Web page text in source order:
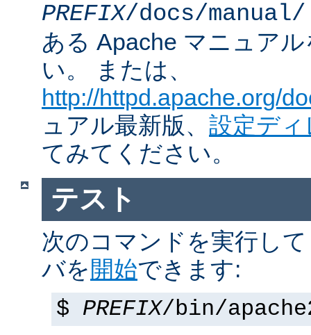
PREFIX/docs/manual/
ある Apache マニュア
い。 または、
http://httpd.apache.org/
ュアル最新版、 設定デ
てみてください。
テスト
次のコマンドを実行し
バを 開始できます:
$ PREFIX/bin/